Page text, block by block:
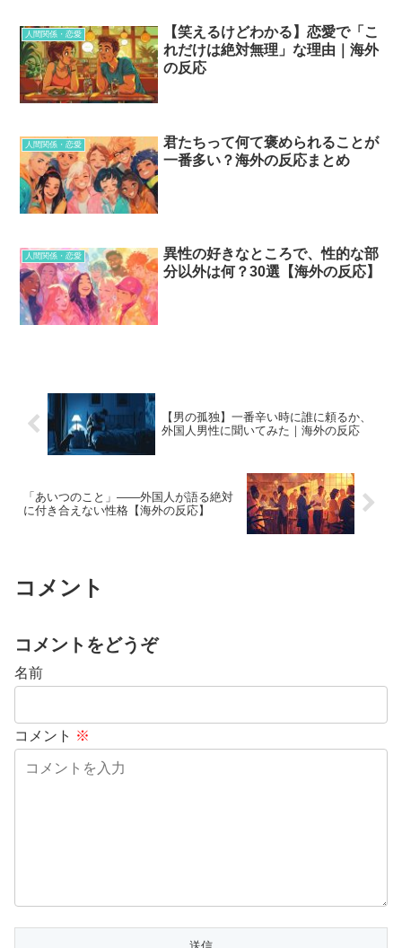
人間関係・恋愛
【笑えるけどわかる】恋愛で「こ
れだけは絶対無理」な理由｜海外
の反応
人間関係・恋愛
君たちって何て褒められることが
一番多い？海外の反応まとめ
人間関係・恋愛
異性の好きなところで、性的な部
分以外は何？30選【海外の反応】
【男の孤独】一番辛い時に誰に頼るか、
外国人男性に聞いてみた｜海外の反応
「あいつのこと」——外国人が語る絶対
に付き合えない性格【海外の反応】
コメント
コメントをどうぞ
名前
コメント ※